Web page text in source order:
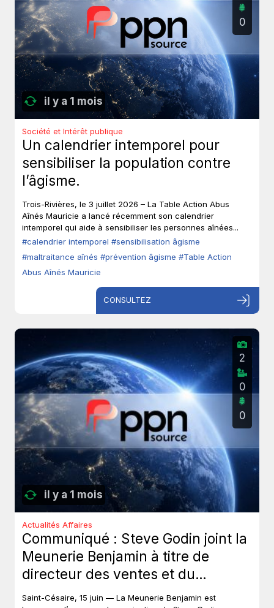
il y a 1 mois
0
Société et Intérêt publique
Un calendrier intemporel pour
sensibiliser la population contre
l’âgisme.
Trois-Rivières, le 3 juillet 2026 – La Table Action Abus
Aînés Mauricie a lancé récemment son calendrier
intemporel qui aide à sensibiliser les personnes aînées...
#calendrier intemporel #sensibilisation âgisme
#maltraitance aînés #prévention âgisme #Table Action
Abus Aînés Mauricie
CONSULTEZ
il y a 1 mois
2
0
0
Actualités Affaires
Communiqué : Steve Godin joint la
Meunerie Benjamin à titre de
directeur des ventes et du
développement des affaires.
Saint-Césaire, 15 juin — La Meunerie Benjamin est